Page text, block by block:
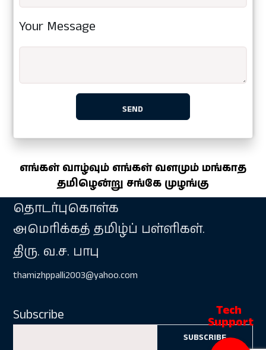
Your Message
எங்கள் வாழ்வும் எங்கள் வளமும் மங்காத
தமிழென்று சங்கே முழங்கு
தொடர்புகொள்க
அமெரிக்கத் தமிழ்ப் பள்ளிகள்.
திரு. வ.ச. பாபு
thamizhppalli2003@yahoo.com
Subscribe